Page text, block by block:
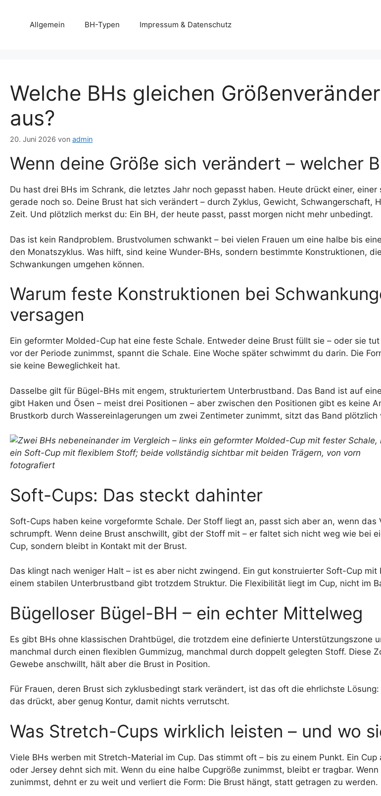
springen
Allgemein BH-Typen Impressum & Datenschutz
Welche BHs gleichen
aus?
20. Juni 2026 von admin
Wenn deine Größe sich verändert – welcher
Du hast drei BHs im Schrank, die letztes Jahr noch gepasst haben. Heute drückt einer,
gerade noch so. Deine Brust hat sich verändert – durch Zyklus, Gewicht, Schwangerschaft,
Zeit. Und plötzlich merkst du: Ein BH, der heute passt, passt morgen nicht mehr unbedingt.
Das ist kein Randproblem. Brustvolumen schwankt – bei vielen Frauen um eine halbe bis
den Monatszyklus. Was hilft, sind keine Wunder-BHs, sondern bestimmte Konstruktionen,
Schwankungen umgehen können.
Warum feste Konstruktionen bei
versagen
Ein geformter Molded-Cup hat eine feste Schale. Entweder deine Brust füllt sie – oder sie
vor der Periode zunimmst, spannt die Schale. Eine Woche später schwimmt du darin. Die
sie keine Beweglichkeit hat.
Dasselbe gilt für Bügel-BHs mit engem, strukturiertem Unterbrustband. Das Band ist auf
gibt Haken und Ösen – meist drei Positionen – aber zwischen den Positionen gibt es keine
Brustkorb durch Wassereinlagerungen um zwei Zentimeter zunimmt, sitzt das Band plötzlich
Soft-Cups: Das steckt dahinter
Soft-Cups haben keine vorgeformte Schale. Der Stoff liegt an, passt sich aber an, wenn das
schrumpft. Wenn deine Brust anschwillt, gibt der Stoff mit – er faltet sich nicht weg wie bei
Cup, sondern bleibt in Kontakt mit der Brust.
Das klingt nach weniger Halt – ist es aber nicht zwingend. Ein gut konstruierter Soft-Cup mit
einem stabilen Unterbrustband gibt trotzdem Struktur. Die Flexibilität liegt im Cup, nicht im
Bügelloser Bügel-BH – ein echter Mittelweg
Es gibt BHs ohne klassischen Drahtbügel, die trotzdem eine definierte Unterstützungszone
manchmal durch einen flexiblen Gummizug, manchmal durch doppelt gelegten Stoff. Diese
Gewebe anschwillt, hält aber die Brust in Position.
Für Frauen, deren Brust sich zyklusbedingt stark verändert, ist das oft die ehrlichste
das drückt, aber genug Kontur, damit nichts verrutscht.
Was Stretch-Cups wirklich leisten – und wo
Viele BHs werben mit Stretch-Material im Cup. Das stimmt oft – bis zu einem Punkt. Ein Cup
oder Jersey dehnt sich mit. Wenn du eine halbe Cupgröße zunimmst, bleibt er tragbar.
zunimmst, dehnt er zu weit und verliert die Form: Die Brust hängt, statt getragen zu werden.